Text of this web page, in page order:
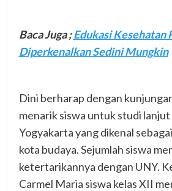
Baca Juga ;Edukasi Kesehatan
Diperkenalkan Sedini Mungkin
Dini berharap dengan
menarik siswa untuk studi
Yogyakarta yang dikenal
kota budaya. Sejumlah siswa
ketertarikannya dengan UNY.
Carmel Maria siswa kelas XII